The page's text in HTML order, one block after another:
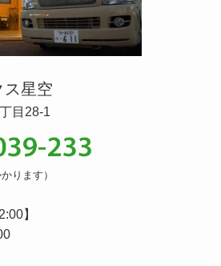
ス星空
目28-1
ります）
】